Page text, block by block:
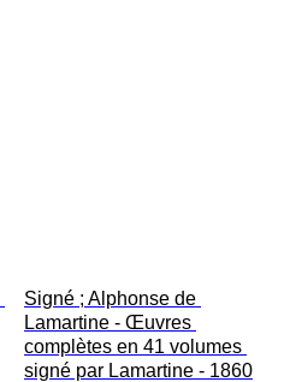
Signé ; Alphonse de
Lamartine - Œuvres
complètes en 41 volumes
signé par Lamartine - 1860